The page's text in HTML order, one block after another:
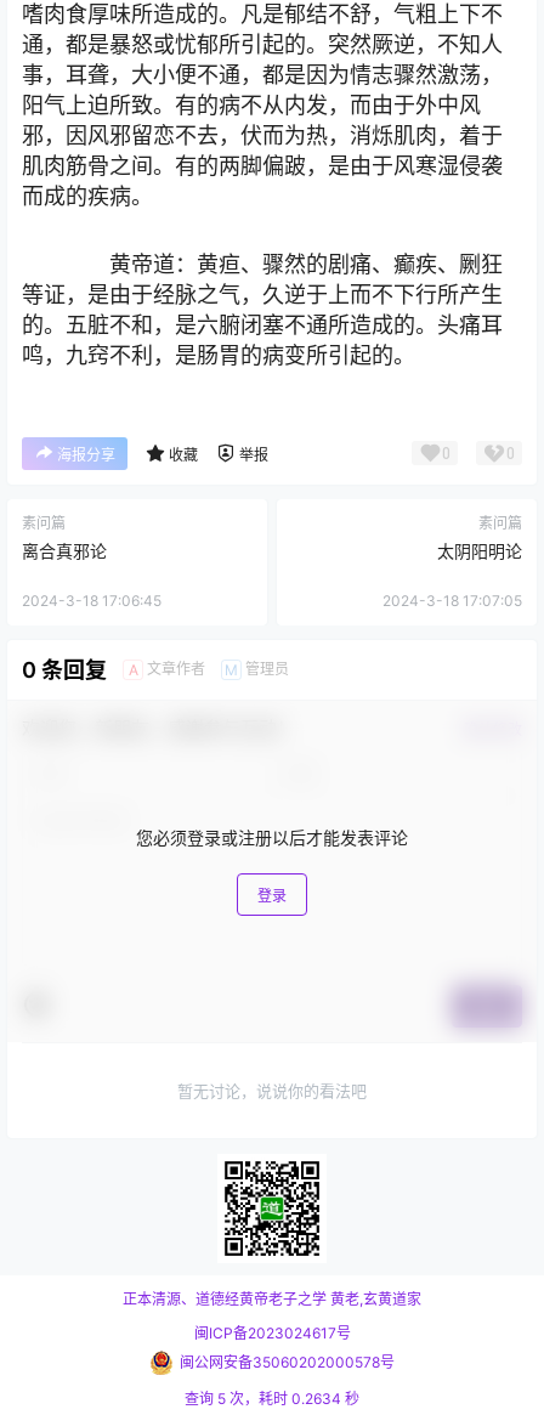
嗜肉食厚味所造成的。凡是郁结不舒，气粗上下不
通，都是暴怒或忧郁所引起的。突然厥逆，不知人
事，耳聋，大小便不通，都是因为情志骤然激荡，
阳气上迫所致。有的病不从内发，而由于外中风
邪，因风邪留恋不去，伏而为热，消烁肌肉，着于
肌肉筋骨之间。有的两脚偏跛，是由于风寒湿侵袭
而成的疾病。
黄帝道：黄疸、骤然的剧痛、癫疾、劂狂
等证，是由于经脉之气，久逆于上而不下行所产生
的。五脏不和，是六腑闭塞不通所造成的。头痛耳
鸣，九窍不利，是肠胃的病变所引起的。
海报分享 收藏 举报 0 0
素问篇
离合真邪论
2024-3-18 17:06:45
素问篇
太阴阳明论
2024-3-18 17:07:05
0 条回复 A 文章作者 M 管理员
您必须登录或注册以后才能发表评论
登录
暂无讨论，说说你的看法吧
正本清源、道德经黄帝老子之学 黄老,玄黄道家
闽ICP备2023024617号
闽公网安备35060202000578号
查询 5 次，耗时 0.2634 秒